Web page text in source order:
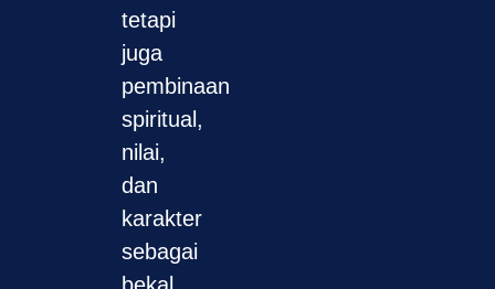
tetapi
juga
pembinaan
spiritual,
nilai,
dan
karakter
sebagai